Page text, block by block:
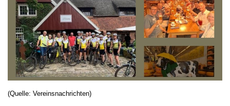
(Quelle: Vereinsnachrichten)